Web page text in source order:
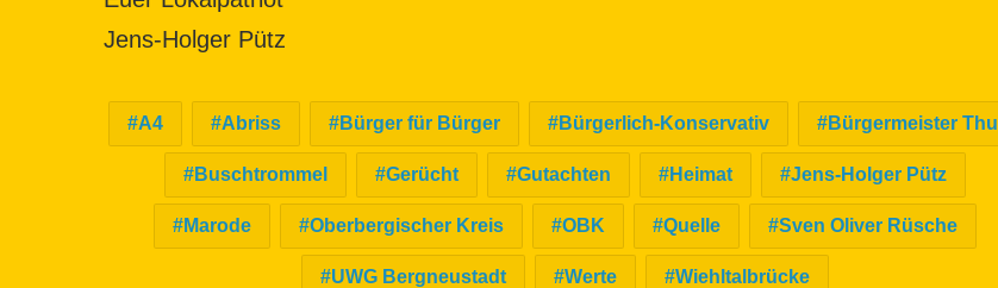
Jens-Holger Pütz
A4 Abriss Bürger für Bürger Bürgerlich-Konservativ Bürgermeister Thul
Buschtrommel Gerücht Gutachten Heimat Jens-Holger Pütz
Marode Oberbergischer Kreis OBK Quelle Sven Oliver Rüsche
UWG Bergneustadt Werte Wiehltalbrücke